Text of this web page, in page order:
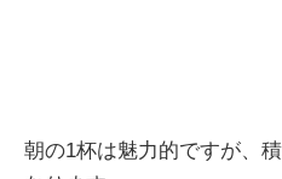
朝の1杯は魅力的ですが、